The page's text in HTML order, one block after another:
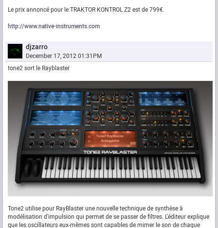
Le prix annoncé pour le TRAKTOR KONTROL Z2 est de 799€.
http://www.native-instruments.com
djzarro
December 17, 2012 01:31PM
tone2 sort le Rayblaster
Tone2 utilise pour RayBlaster une nouvelle technique de synthèse à
modélisation d'impulsion qui permet de se passer de filtres. L'éditeur explique
que les oscillateurs eux-mêmes sont capables de mimer le son de chaque